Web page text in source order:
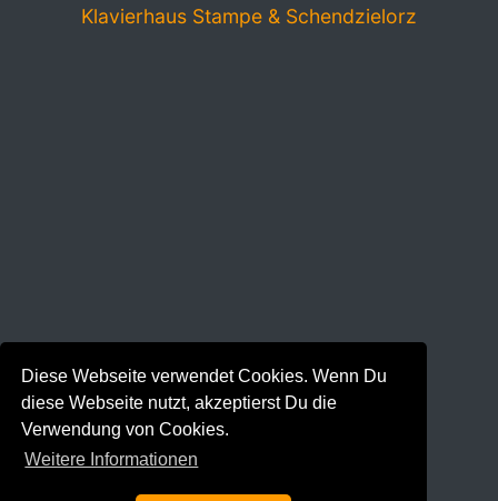
Diese Webseite verwendet Cookies. Wenn Du
diese Webseite nutzt, akzeptierst Du die
Verwendung von Cookies.
Weitere Informationen
Klavierhaus Stampe & Schendzielorz